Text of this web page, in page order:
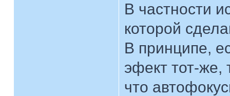
В частности
которой
В принципе,
эфект тот-же,
что